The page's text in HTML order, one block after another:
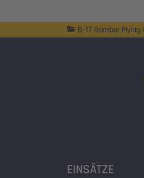
B-17 Bomber
EINSÄTZE